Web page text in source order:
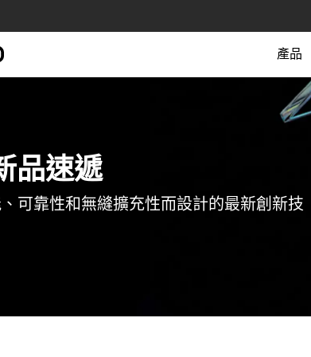
產品
品速遞
可靠性和無縫擴充性而設計的最新創新技